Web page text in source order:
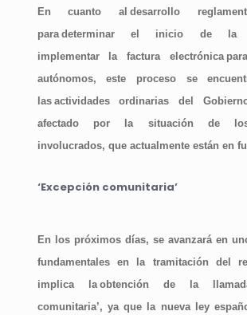
En cuanto al desarrollo
paradeterminar el inicio de la
implementar la factura electrónica
autónomos, este proceso se
lasactividades ordinarias del
afectado por la situación de
involucrados, que actualmente están en
‘Excepción comunitaria’
En los próximos días, se avanzará en
fundamentales en la tramitación del
implica la obtención de la
comunitaria’, ya que la nueva ley